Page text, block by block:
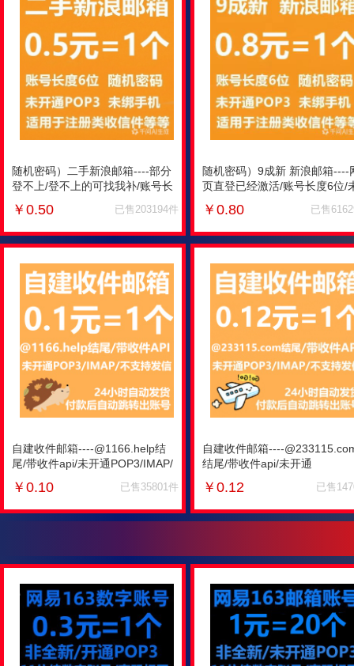
随机密码）二手新浪邮箱----部分
登不上/登不上的可找我补/账号长
机/com结尾
￥ 0.50 已售203194件
随机密码）9成新 新浪邮箱----
页直登已经激活/账号长度6位/
￥0.80 已售
自建收件邮箱----@1166.help结
尾/带收件api/未开通POP3/IMAP/
￥ 0.10 已售35801件
自建收件邮箱----
结尾/带收件api/未开通
￥0.12 已售